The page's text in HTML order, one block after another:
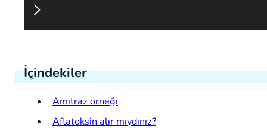
İçindekiler
Amitraz örneği
Aflatoksin alır mıydınız?